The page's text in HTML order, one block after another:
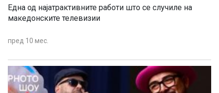
Една од најатрактивните работи што се случиле на
македонските телевизии
пред 10 мес.